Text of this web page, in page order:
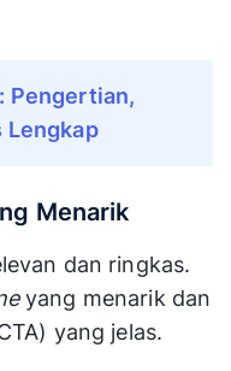
Pengertian,
Lengkap
Menarik
dan ringkas.
yang menarik dan
yang jelas.